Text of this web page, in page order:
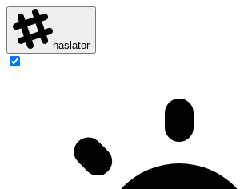
haslator